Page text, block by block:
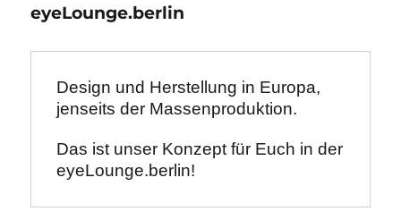
eyeLounge.berlin
Design und Herstellung in Europa,
jenseits der Massenproduktion.
Das ist unser Konzept für Euch in der
eyeLounge.berlin!